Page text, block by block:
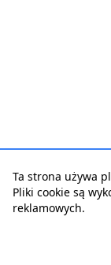
Ta strona używa
Pliki cookie są
reklamowych.